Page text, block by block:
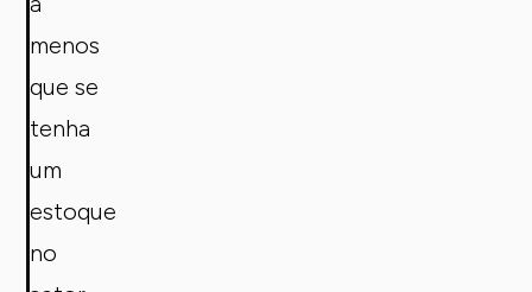
menos
que se
tenha
um
estoque
no